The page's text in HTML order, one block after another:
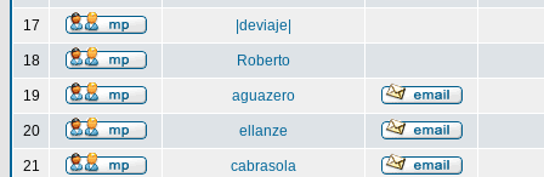
17 |deviaje|
18 Roberto
19 aguazero
20 ellanze
21 cabrasola